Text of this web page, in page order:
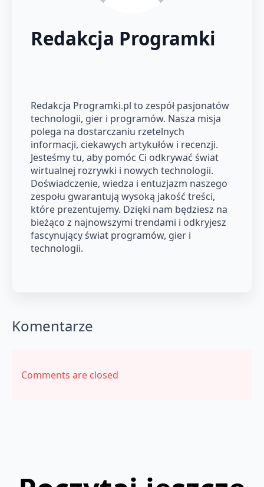
Redakcja Programki
Redakcja Programki.pl to zespół pasjonatów
technologii, gier i programów. Nasza misja
polega na dostarczaniu rzetelnych
informacji, ciekawych artykułów i recenzji.
Jesteśmy tu, aby pomóc Ci odkrywać świat
wirtualnej rozrywki i nowych technologii.
Doświadczenie, wiedza i entuzjazm naszego
zespołu gwarantują wysoką jakość treści,
które prezentujemy. Dzięki nam będziesz na
bieżąco z najnowszymi trendami i odkryjesz
fascynujący świat programów, gier i
technologii.
Komentarze
Comments are closed